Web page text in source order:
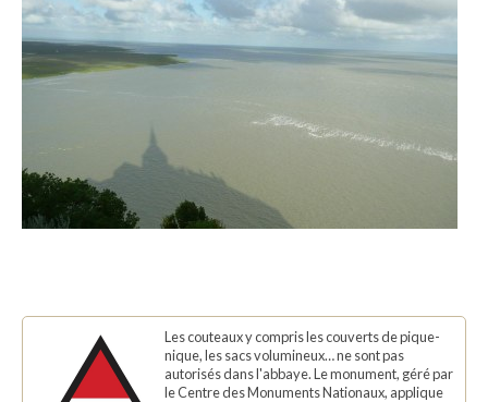
Les couteaux y compris les couverts de pique-
nique, les sacs volumineux… ne sont pas
autorisés dans l'abbaye. Le monument, géré par
le Centre des Monuments Nationaux, applique